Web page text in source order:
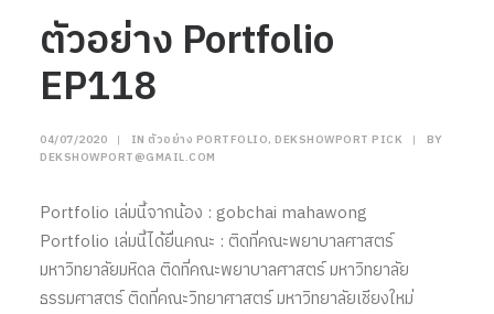
ตัวอย่าง Portfolio
EP118
04/07/2020 | IN ตัวอย่าง PORTFOLIO, DEKSHOWPORT PICK |
BY
DEKSHOWPORT@GMAIL.COM
Portfolio เล่มนี้จากน้อง : gobchai mahawong
Portfolio เล่มนี้ได้ยื่นคณะ : ติดที่คณะพยาบาลศาสตร์
มหาวิทยาลัยมหิดล ติดที่คณะพยาบาลศาสตร์ มหาวิทยาลัย
ธรรมศาสตร์ ติดที่คณะวิทยาศาสตร์ มหาวิทยาลัยเชียงใหม่